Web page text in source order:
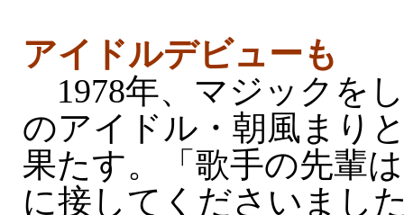
アイドルデビューも
1978年、マジックを
のアイドル・朝風まり
果たす。「歌手の先輩
に接してくださいまし